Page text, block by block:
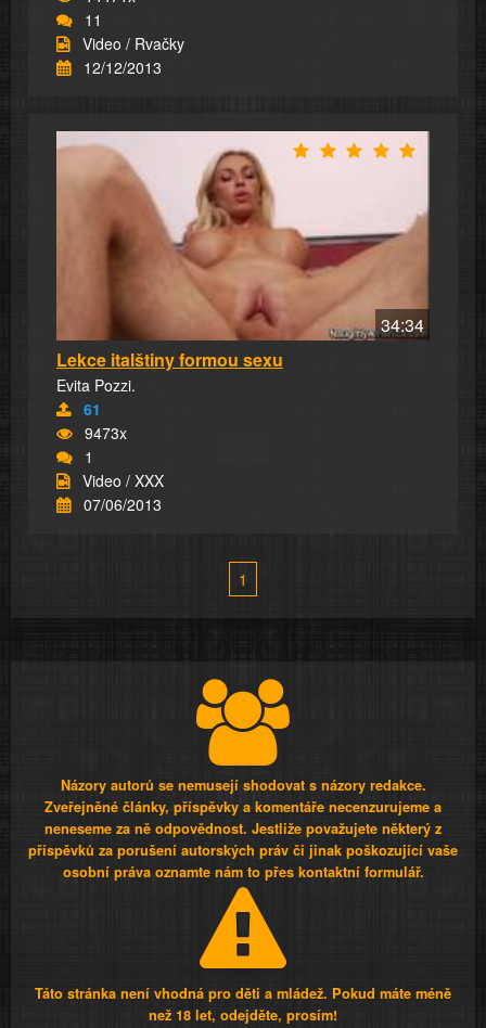
11
Video / Rvačky
12/12/2013
34:34
Lekce italštiny formou sexu
Evita Pozzi.
61
9473x
1
Video / XXX
07/06/2013
1
Názory autorů se nemusejí shodovat s názory redakce.
Zveřejněné články, příspěvky a komentáře necenzurujeme a
neneseme za ně odpovědnost. Jestliže považujete některý z
příspěvků za porušení autorských práv či jinak poškozující vaše
osobní práva oznamte nám to přes kontaktní formulář.
Táto stránka není vhodná pro děti a mládež. Pokud máte méně
než 18 let, odejděte, prosím!